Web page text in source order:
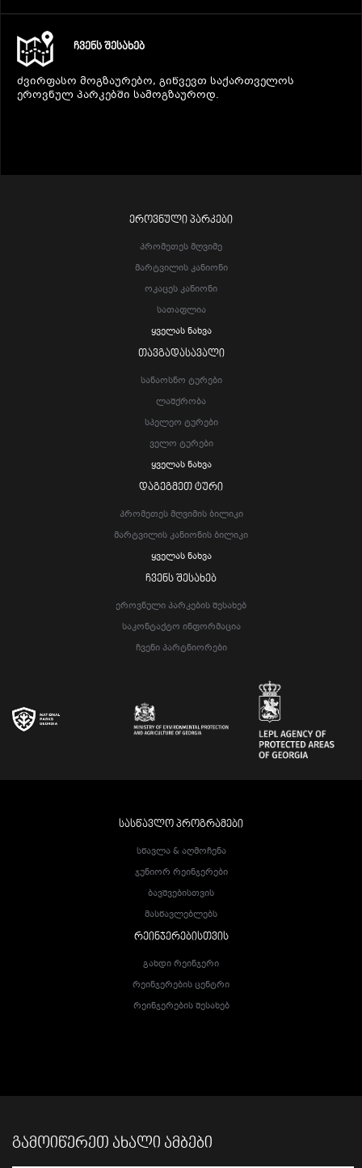
ᲩᲕᲔᲜᲡ ᲨᲔᲡᲐᲮᲔᲑ
ძვირფასო მოგზაურებო, გიწვევთ საქართველოს
ეროვნულ პარკებში სამოგზაუროდ.
ᲔᲠᲝᲕᲜᲣᲚᲘ ᲞᲐᲠᲙᲔᲑᲘ
Პრომეთეს Მღვიმე
Მარტვილის Კანიონი
Ოკაცეს Კანიონი
Სათაფლია
Ყველას Ნახვა
ᲗᲐᲕᲒᲐᲓᲐᲡᲐᲕᲐᲚᲘ
Სანაოსნო Ტურები
Ლაშქრობა
Სპელეო Ტურები
Ველო Ტურები
Ყველას Ნახვა
ᲓᲐᲒᲔᲒᲛᲔᲗ ᲢᲣᲠᲘ
Პრომეთეს Მღვიმის Ბილიკი
Მარტვილის Კანიონის Ბილიკი
Ყველას Ნახვა
ᲩᲕᲔᲜᲡ ᲨᲔᲡᲐᲮᲔᲑ
Ეროვნული Პარკების Შესახებ
Საკონტაქტო Ინფორმაცია
Ჩვენი Პარტნიორები
ᲡᲐᲡᲬᲐᲕᲚᲝ ᲞᲠᲝᲒᲠᲐᲛᲔᲑᲘ
Სწავლა & Აღმოჩენა
Ჯუნიორ Რეინჯერები
Ბავშვებისთვის
Მასწავლებლებს
ᲠᲔᲘᲜᲯᲔᲠᲔᲑᲘᲡᲗᲕᲘᲡ
Გახდი Რეინჯერი
Რეინჯერების Ცენტრი
Რეინჯერების Შესახებ
ᲒᲐᲛᲝᲘᲬᲔᲠᲔᲗ ᲐᲮᲐᲚᲘ ᲐᲛᲑᲔᲑᲘ